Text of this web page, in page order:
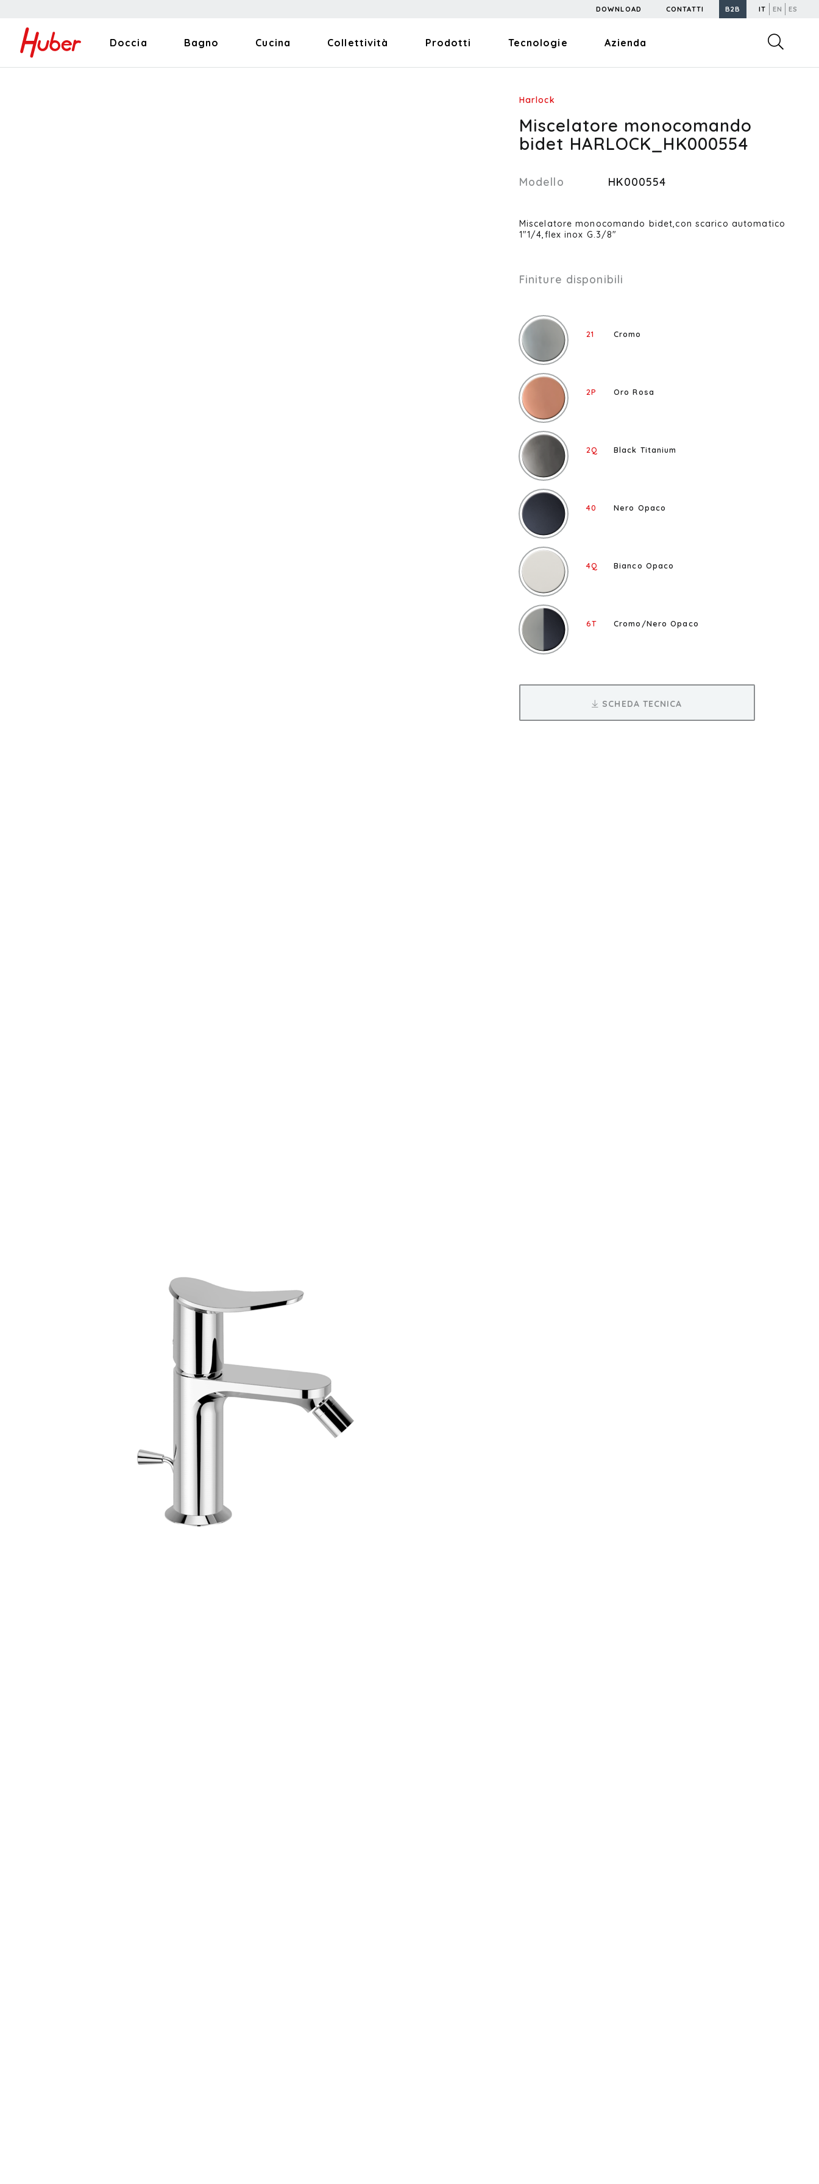
DOWNLOAD CONTATTI B2B IT EN ES
Doccia Bagno Cucina Collettività Prodotti Tecnologie Azienda
Harlock
Miscelatore monocomando
bidet HARLOCK_HK000554
Modello HK000554
Miscelatore monocomando bidet,con scarico automatico
1"1/4,flex inox G.3/8"
Finiture disponibili
21 Cromo
2P Oro Rosa
2Q Black Titanium
40 Nero Opaco
4Q Bianco Opaco
6T Cromo/Nero Opaco
SCHEDA TECNICA